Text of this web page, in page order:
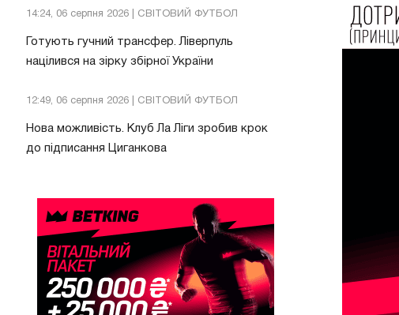
14:24, 06 серпня 2026 | СВІТОВИЙ ФУТБОЛ
Готують гучний трансфер. Ліверпуль
націлився на зірку збірної України
12:49, 06 серпня 2026 | СВІТОВИЙ ФУТБОЛ
Нова можливість. Клуб Ла Ліги зробив крок
до підписання Циганкова